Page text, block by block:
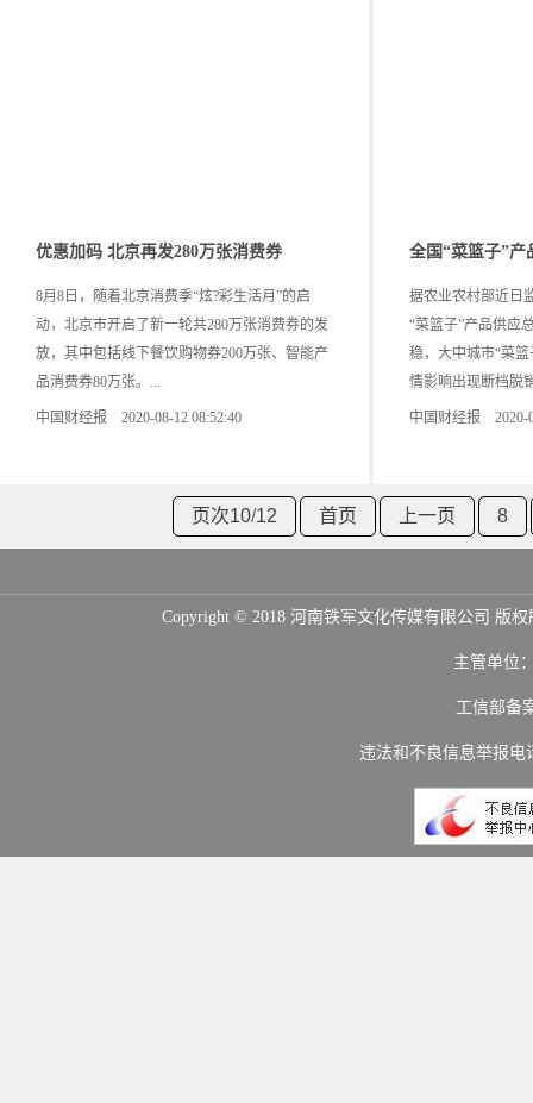
优惠加码 北京再发280万张消费券
8月8日，随着北京消费季“炫?彩生活月”的启
动，北京市开启了新一轮共280万张消费券的发
放，其中包括线下餐饮购物券200万张、智能产
品消费券80万张。...
中国财经报 2020-08-12 08:52:40
全国“菜篮子”产
据农业农村部近日
“菜篮子”产品供应
稳，大中城市“菜
情影响出现断档脱
中国财经报 2020-
页次10/12 首页 上一页 8
Copyright © 2018 河南铁军文化传媒有限公司 版
主管单位
工信部备
违法和不良信息举报